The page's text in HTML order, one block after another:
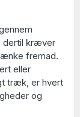
dertil kræver
fremad.
eller
træk, er hvert
og